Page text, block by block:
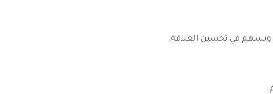
ويسهم في تحسين العلاقة.